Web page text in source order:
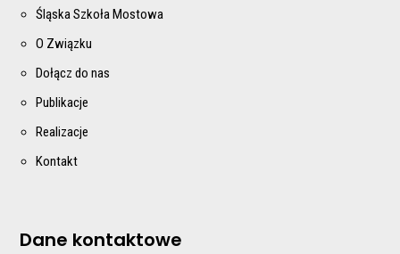
Śląska Szkoła Mostowa
O Związku
Dołącz do nas
Publikacje
Realizacje
Kontakt
Dane kontaktowe